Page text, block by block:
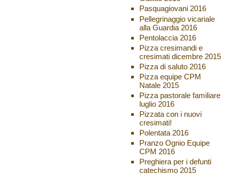
Pasquagiovani 2016
Pellegrinaggio vicariale
alla Guardia 2016
Pentolaccia 2016
Pizza cresimandi e
cresimati dicembre 2015
Pizza di saluto 2016
Pizza equipe CPM
Natale 2015
Pizza pastorale familiare
luglio 2016
Pizzata con i nuovi
cresimati!
Polentata 2016
Pranzo Ognio Equipe
CPM 2016
Preghiera per i defunti
catechismo 2015